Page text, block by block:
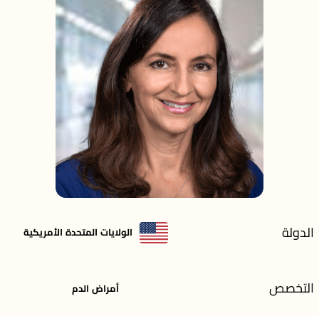
الدولة الولايات المتحدة الأمريكية
التخصص أمراض الدم